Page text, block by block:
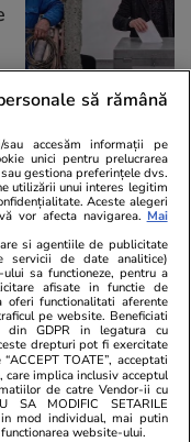
06:57
20 iul.
să rămână
sau accesăm informații pe
unici pentru prelucrarea
gestiona preferințele dvs.
utilizării unui interes legitim
Aceste alegeri
vor afecta navigarea. Mai
si agentiile de publicitate
servicii de date analitice)
sa functioneze, pentru a
afisate in functie de
functionalitati aferente
pe website. Beneficiati
GDPR in legatura cu
drepturi pot fi exercitate
TOATE”, acceptati
implica inclusiv acceptul
de catre Vendor-ii cu
SA MODIFIC SETARILE
mod individual, mai putin
website-ului.